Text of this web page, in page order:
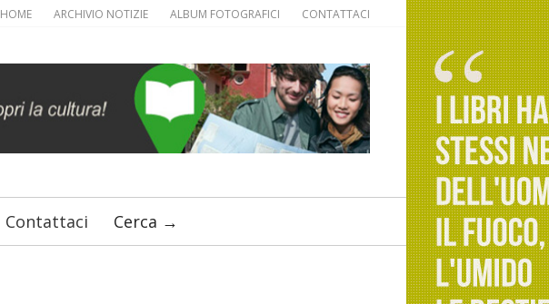
HOME ARCHIVIO NOTIZIE ALBUM FOTOGRAFICI CONTATTACI
Contattaci Cerca →